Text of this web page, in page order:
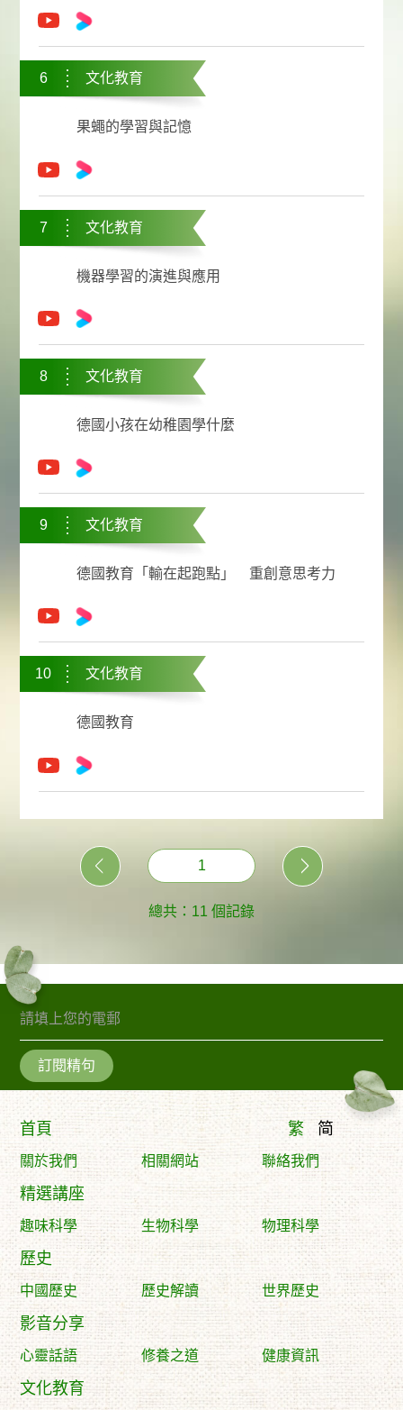
6 文化教育
果蠅的學習與記憶
7 文化教育
機器學習的演進與應用
8 文化教育
德國小孩在幼稚園學什麼
9 文化教育
德國教育「輸在起跑點」 重創意思考力
10 文化教育
德國教育
1
總共：11 個記錄
訂閱精句
首頁 简
繁
關於我們 相關網站 聯絡我們
精選講座
趣味科學 生物科學 物理科學
歷史
中國歷史 歷史解讀 世界歷史
影音分享
心靈話語 修養之道 健康資訊
文化教育